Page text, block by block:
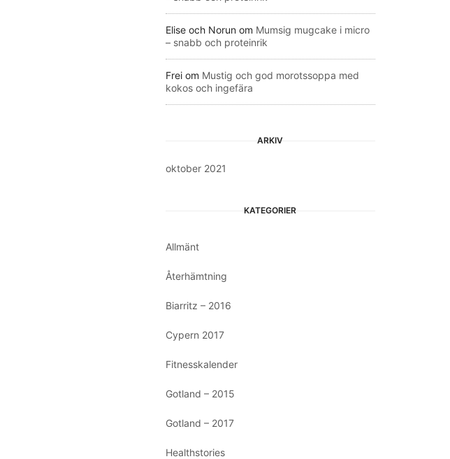
Elise och Norun om Mumsig mugcake i micro
– snabb och proteinrik
Frei om Mustig och god morotssoppa med
kokos och ingefära
ARKIV
oktober 2021
KATEGORIER
Allmänt
Återhämtning
Biarritz – 2016
Cypern 2017
Fitnesskalender
Gotland – 2015
Gotland – 2017
Healthstories